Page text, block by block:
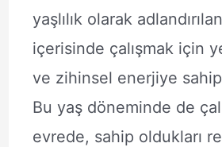
yaşlılık olarak
içerisinde çalışmak için
ve zihinsel enerjiye
Bu yaş döneminde de
evrede, sahip oldukları